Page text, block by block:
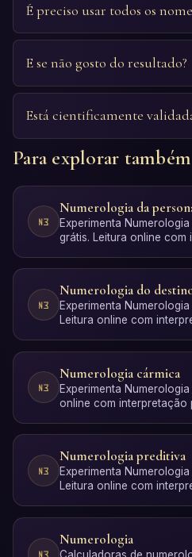
É preciso usar todos os
E se não gosto do resultado?
Está cientificamente
Para explorar também
Numerologia da
Experimenta
grátis. Leitura online com
Numerologia do
Experimenta
Leitura online com
Numerologia cármica
Experimenta
online com interpretação
Numerologia preditiva
Experimenta
Leitura online com
Numerologia